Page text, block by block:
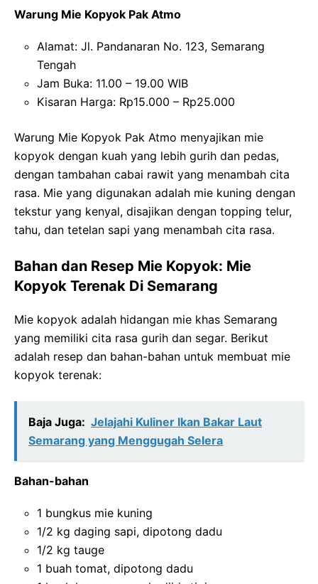
Warung Mie Kopyok Pak Atmo
Alamat: Jl. Pandanaran No. 123, Semarang
Tengah
Jam Buka: 11.00 – 19.00 WIB
Kisaran Harga: Rp15.000 – Rp25.000
Warung Mie Kopyok Pak Atmo menyajikan mie
kopyok dengan kuah yang lebih gurih dan pedas,
dengan tambahan cabai rawit yang menambah cita
rasa. Mie yang digunakan adalah mie kuning dengan
tekstur yang kenyal, disajikan dengan topping telur,
tahu, dan tetelan sapi yang menambah cita rasa.
Bahan dan Resep Mie Kopyok: Mie
Kopyok Terenak Di Semarang
Mie kopyok adalah hidangan mie khas Semarang
yang memiliki cita rasa gurih dan segar. Berikut
adalah resep dan bahan-bahan untuk membuat mie
kopyok terenak:
Baja Juga: Jelajahi Kuliner Ikan Bakar Laut
Semarang yang Menggugah Selera
Bahan-bahan
1 bungkus mie kuning
1/2 kg daging sapi, dipotong dadu
1/2 kg tauge
1 buah tomat, dipotong dadu